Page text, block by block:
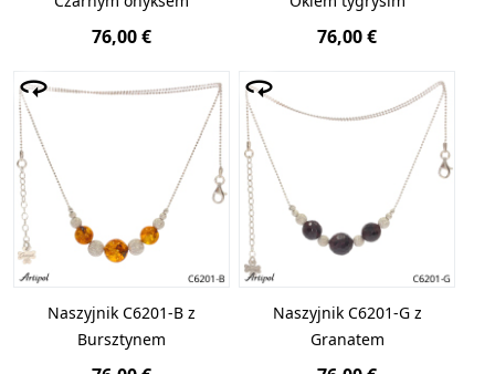
76,00 € 76,00 €
Naszyjnik C6201-B z
Bursztynem
Naszyjnik C6201-G z
Granatem